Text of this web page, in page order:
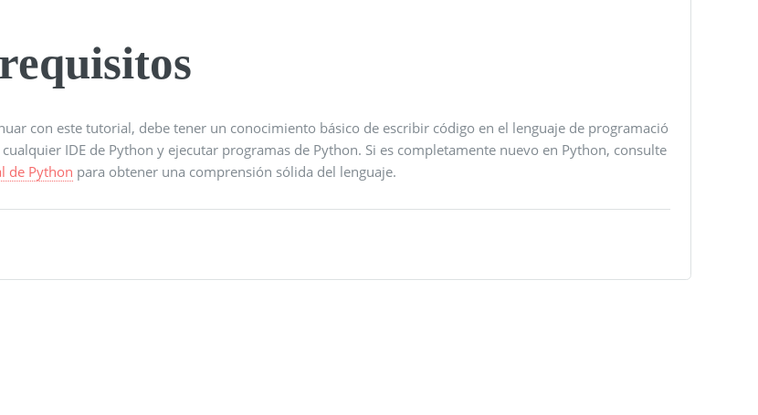
con este tutorial, debe tener un conocimiento básico de escribir código en el lenguaje de programació
IDE de Python y ejecutar programas de Python. Si es completamente nuevo en Python, consulte
de Python para obtener una comprensión sólida del lenguaje.